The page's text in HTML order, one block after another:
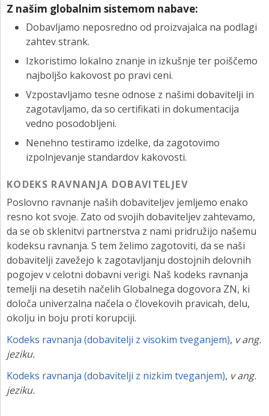
Z našim globalnim sistemom nabave:
Dobavljamo neposredno od proizvajalca na podlagi
zahtev strank.
Izkoristimo lokalno znanje in izkušnje ter poiščemo
najboljšo kakovost po pravi ceni.
Vzpostavljamo tesne odnose z našimi dobavitelji in
zagotavljamo, da so certifikati in dokumentacija
vedno posodobljeni.
Nenehno testiramo izdelke, da zagotovimo
izpolnjevanje standardov kakovosti.
KODEKS RAVNANJA DOBAVITELJEV
Poslovno ravnanje naših dobaviteljev jemljemo enako
resno kot svoje. Zato od svojih dobaviteljev zahtevamo,
da se ob sklenitvi partnerstva z nami pridružijo našemu
kodeksu ravnanja. S tem želimo zagotoviti, da se naši
dobavitelji zavežejo k zagotavljanju dostojnih delovnih
pogojev v celotni dobavni verigi. Naš kodeks ravnanja
temelji na desetih načelih Globalnega dogovora ZN, ki
določa univerzalna načela o človekovih pravicah, delu,
okolju in boju proti korupciji.
Kodeks ravnanja (dobavitelji z visokim tveganjem), v ang.
jeziku.
Kodeks ravnanja (dobavitelji z nizkim tveganjem), v ang.
jeziku.